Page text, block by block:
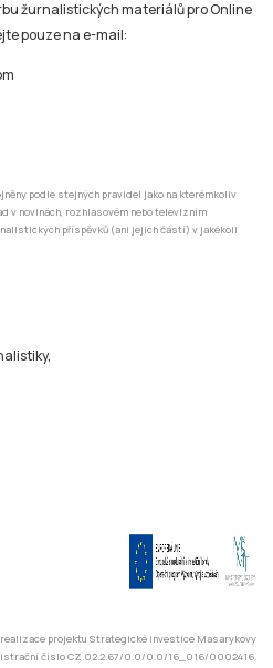
žurnalistických materiálů pro Online
pouze na e-mail:
podle stejných pravidel jako na kterémkoliv
v novinách, rozhlasovém nebo televizním
příspěvků (ani jejich částí) v jakékoli
projektu Strategické investice Masarykovy
číslo CZ.02.2.67/0.0/0.0/16_016/0002416.